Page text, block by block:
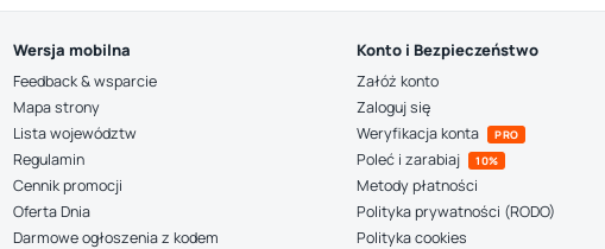
Wersja mobilna
Feedback & wsparcie
Mapa strony
Lista województw
Regulamin
Cennik promocji
Oferta Dnia
Darmowe ogłoszenia z kodem
Konto i Bezpieczeństwo
Załóż konto
Zaloguj się
Weryfikacja konta
PRO
Poleć i zarabiaj 10%
Metody płatności
Polityka prywatności (RODO)
Polityka cookies